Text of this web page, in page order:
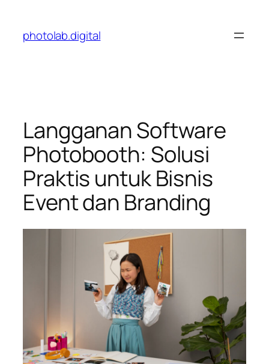
content
photolab.digital
Langganan Software
Photobooth: Solusi
Praktis untuk Bisnis
Event dan Branding